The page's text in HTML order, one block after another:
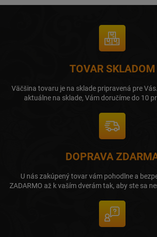
TOVAR SKLADOM
Väčšina tovaru je na sklade pripravená pre
aktuálne na sklade, Vám doručíme do 10
DOPRAVA
U nás zakúpený tovar vám pohodlne a
ZADARMO až k vaším dverám tak, aby ste sa